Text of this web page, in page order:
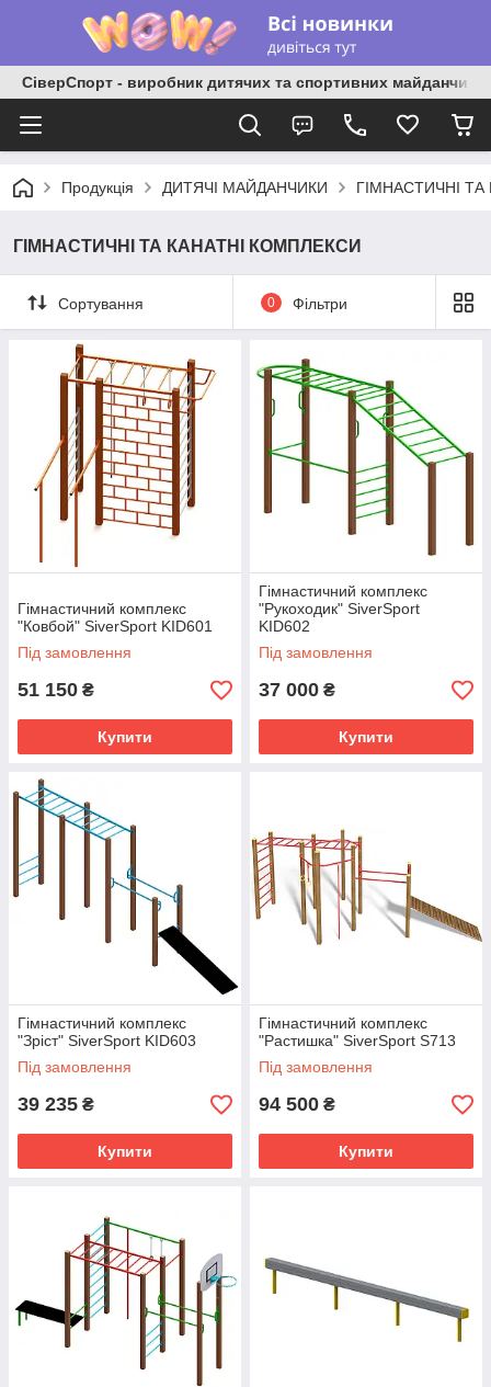
СіверСпорт - виробник дитячих та спортивних майданчиків
Продукція ДИТЯЧІ МАЙДАНЧИКИ ГІМНАСТИЧНІ
ГІМНАСТИЧНІ ТА КАНАТНІ КОМПЛЕКСИ
Сортування 0 Фільтри
Гімнастичний комплекс
"Ковбой" SiverSport KID601
Під замовлення
51 150 ₴
Купити
Гімнастичний комплекс
"Рукоходик" SiverSport
KID602
Під замовлення
37 000 ₴
Купити
Гімнастичний комплекс
"Зріст" SiverSport KID603
Під замовлення
39 235 ₴
Купити
Гімнастичний комплекс
"Растишка" SiverSport S713
Під замовлення
94 500 ₴
Купити